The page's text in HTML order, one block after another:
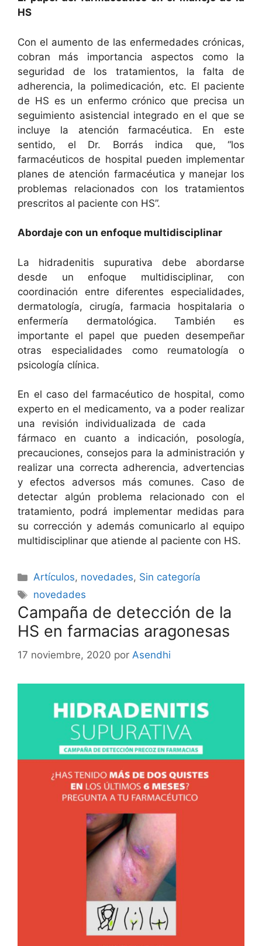
HS
Con el aumento de las enfermedades crónicas,
cobran más importancia aspectos como la
seguridad de los tratamientos, la falta de
adherencia, la polimedicación, etc. El paciente
de HS es un enfermo crónico que precisa un
seguimiento asistencial integrado en el que se
incluye la atención farmacéutica. En este
sentido, el Dr. Borrás indica que, “los
farmacéuticos de hospital pueden implementar
planes de atención farmacéutica y manejar los
problemas relacionados con los tratamientos
prescritos al paciente con HS”.
Abordaje con un enfoque multidisciplinar
La hidradenitis supurativa debe abordarse
desde un enfoque multidisciplinar, con
coordinación entre diferentes especialidades,
dermatología, cirugía, farmacia hospitalaria o
enfermería dermatológica. También es
importante el papel que pueden desempeñar
otras especialidades como reumatología o
psicología clínica.
En el caso del farmacéutico de hospital, como
experto en el medicamento, va a poder realizar
una revisión individualizada de cada
fármaco en cuanto a indicación, posología,
precauciones, consejos para la administración y
realizar una correcta adherencia, advertencias
y efectos adversos más comunes. Caso de
detectar algún problema relacionado con el
tratamiento, podrá implementar medidas para
su corrección y además comunicarlo al equipo
multidisciplinar que atiende al paciente con HS.
Categorías
Artículos, novedades, Sin categoría
Etiquetas
novedades
Campaña de detección de la
HS en farmacias aragonesas
17 noviembre, 2020 por Asendhi